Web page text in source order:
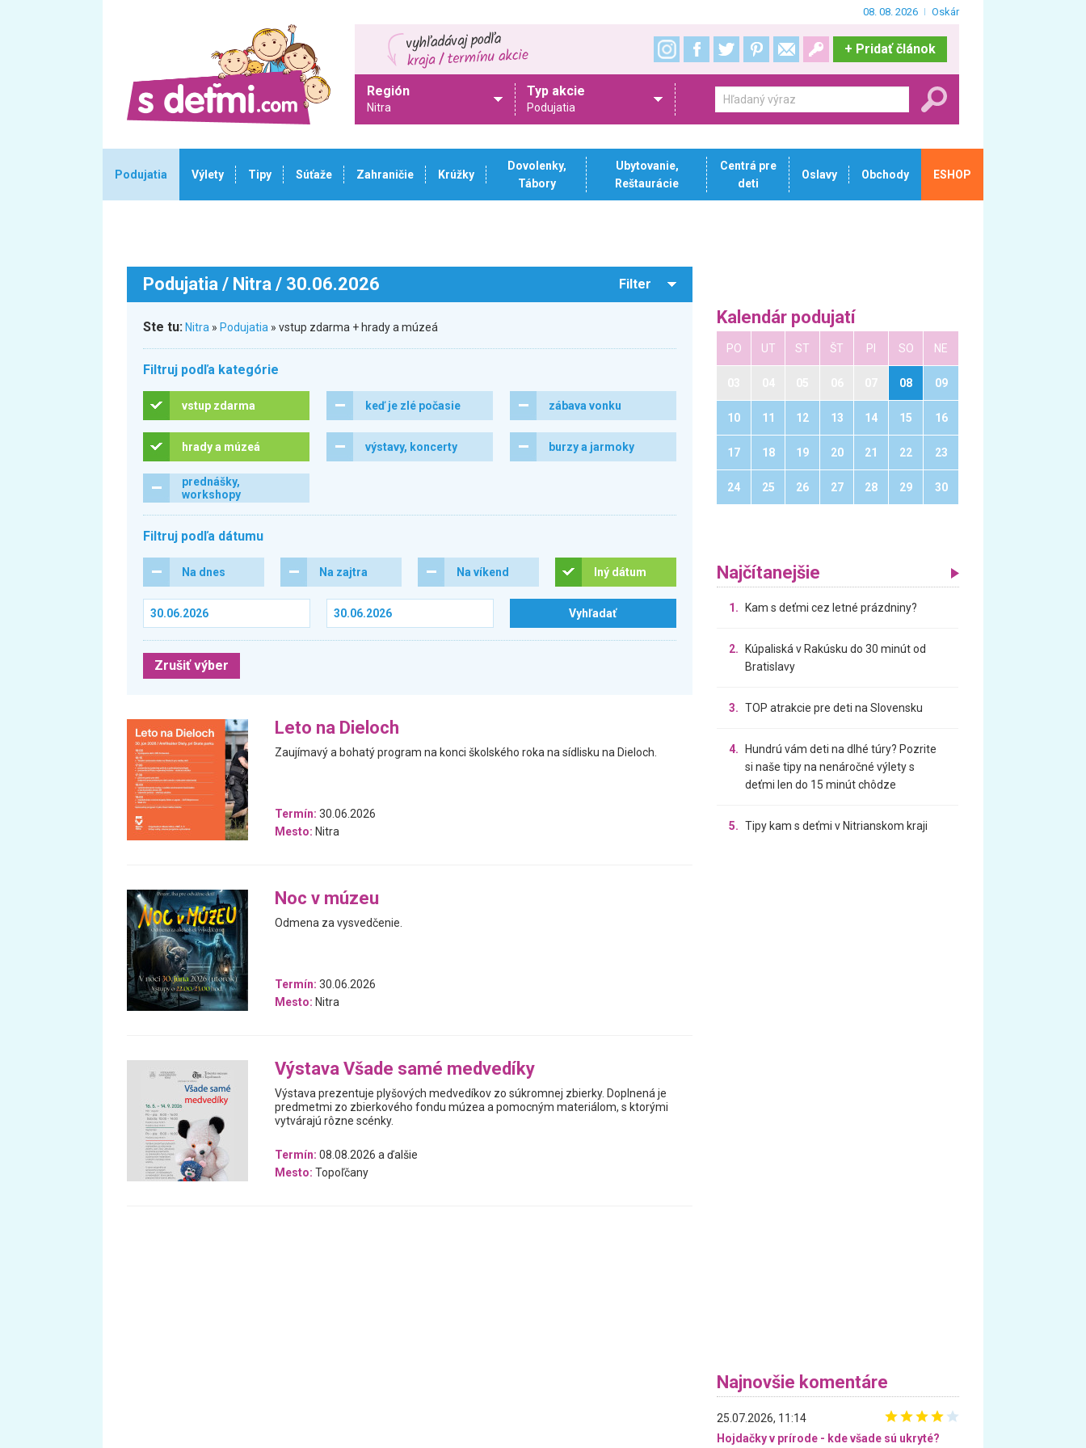
08. 08. 2026 Oskár
+ Pridať článok
Región
Nitra
Typ akcie
Podujatia
Podujatia Výlety Tipy Súťaže Zahraničie Krúžky
Dovolenky,
Tábory
Ubytovanie,
Reštaurácie
Centrá pre
deti
Oslavy Obchody ESHOP
Podujatia / Nitra / 30.06.2026 Filter
Ste tu: Nitra » Podujatia » vstup zdarma + hrady a múzeá
Filtruj podľa kategórie
vstup zdarma keď je zlé počasie zábava vonku
hrady a múzeá výstavy, koncerty burzy a jarmoky
prednášky,
workshopy
Filtruj podľa dátumu
Na dnes Na zajtra Na víkend Iný dátum
Zrušiť výber
Leto na Dieloch
Zaujímavý a bohatý program na konci školského roka na sídlisku na Dieloch.
Termín: 30.06.2026
Mesto: Nitra
Noc v múzeu
Odmena za vysvedčenie.
Termín: 30.06.2026
Mesto: Nitra
Výstava Všade samé medvedíky
Výstava prezentuje plyšových medvedíkov zo súkromnej zbierky. Doplnená je
predmetmi zo zbierkového fondu múzea a pomocným materiálom, s ktorými
vytvárajú rôzne scénky.
Termín: 08.08.2026 a ďalšie
Mesto: Topoľčany
Kalendár podujatí
PO UT ST ŠT PI SO NE
08 09
10 11 12 13 14 15 16
17 18 19 20 21 22 23
24 25 26 27 28 29 30
Najčítanejšie
1. Kam s deťmi cez letné prázdniny?
2.
Kúpaliská v Rakúsku do 30 minút od
Bratislavy
3. TOP atrakcie pre deti na Slovensku
4.
Hundrú vám deti na dlhé túry? Pozrite
si naše tipy na nenáročné výlety s
deťmi len do 15 minút chôdze
5. Tipy kam s deťmi v Nitrianskom kraji
Najnovšie komentáre
25.07.2026, 11:14
Hojdačky v prírode - kde všade sú ukryté?